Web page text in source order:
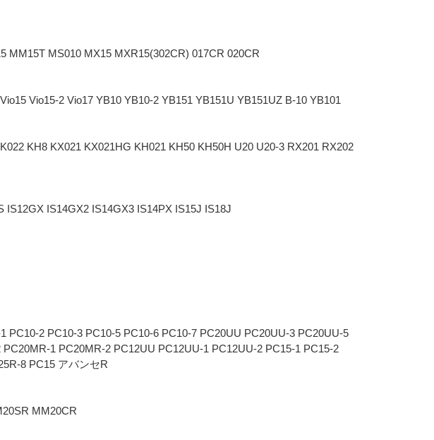
MM15T MS010 MX15 MXR15(302CR) 017CR 020CR
Vio15-2 Vio17 YB10 YB10-2 YB151 YB151U YB151UZ B-10 YB101
KH8 KX021 KX021HG KH021 KH50 KH50H U20 U20-3 RX201 RX202
IS12GX IS14GX2 IS14GX3 IS14PX IS15J IS18J
PC10-2 PC10-3 PC10-5 PC10-6 PC10-7 PC20UU PC20UU-3 PC20UU-5
PC20MR-1 PC20MR-2 PC12UU PC12UU-1 PC12UU-2 PC15-1 PC15-2
8 PC15 アバンセR
MM20CR